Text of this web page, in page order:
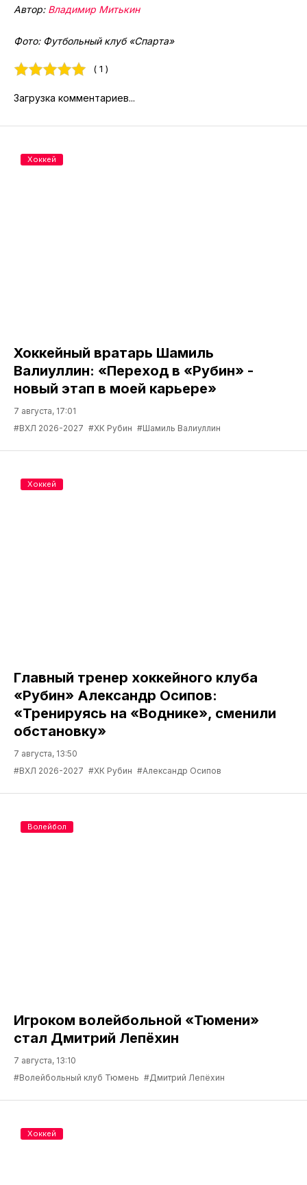
Автор: Владимир Митькин
Фото: Футбольный клуб «Спарта»
( 1 )
Загрузка комментариев...
Хоккейный вратарь Шамиль
Валиуллин: «Переход в «Рубин» -
новый этап в моей карьере»
7 августа, 17:01
#ВХЛ 2026-2027 #ХК Рубин #Шамиль Валиуллин
Хоккей
Главный тренер хоккейного клуба
«Рубин» Александр Осипов:
«Тренируясь на «Воднике», сменили
обстановку»
7 августа, 13:50
#ВХЛ 2026-2027 #ХК Рубин #Александр Осипов
Хоккей
Игроком волейбольной «Тюмени»
стал Дмитрий Лепёхин
7 августа, 13:10
#Волейбольный клуб Тюмень #Дмитрий Лепёхин
Волейбол
Хоккей